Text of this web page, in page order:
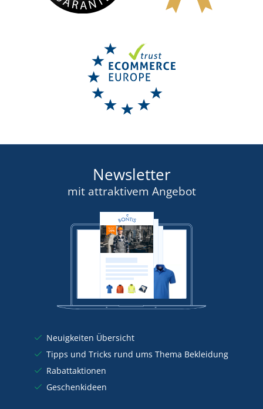
Newsletter
mit attraktivem Angebot
Neuigkeiten Übersicht
Tipps und Tricks rund ums Thema Bekleidung
Rabattaktionen
Geschenkideen